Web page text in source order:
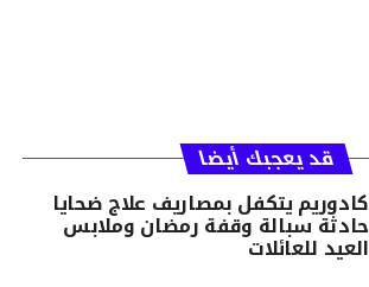
قد يعجبك أيضا
كادوريم يتكفل بمصاريف علاج ضحايا
حادثة سبالة وقفة رمضان وملابس
العيد للعائلات